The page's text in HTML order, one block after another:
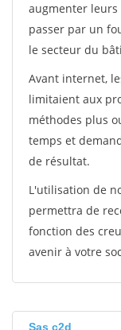
augmenter
passer par un
le secteur du
Avant internet,
limitaient aux
méthodes plus
temps et
de résultat.
L'utilisation de
permettra de
fonction des
avenir à votre
Sas c2d